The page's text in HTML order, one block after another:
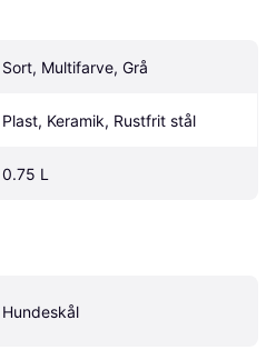
Sort, Multifarve, Grå
Plast, Keramik, Rustfrit stål
0.75 L
Hundeskål